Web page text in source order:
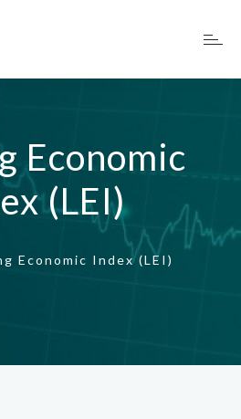
Economic
(LEI)
Economic Index (LEI)